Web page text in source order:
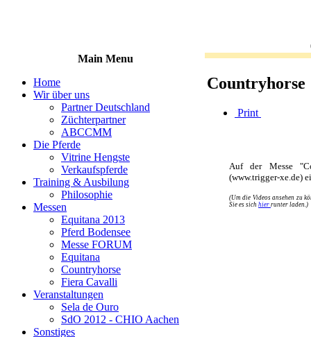
Main Menu
Home
Wir über uns
Partner Deutschland
Züchterpartner
ABCCMM
Die Pferde
Vitrine Hengste
Verkaufspferde
Training & Ausbilung
Philosophie
Messen
Equitana 2013
Pferd Bodensee
Messe FORUM
Equitana
Countryhorse
Fiera Cavalli
Veranstaltungen
Sela de Ouro
SdO 2012 - CHIO Aachen
Sonstiges
Countryhorse
Print
Auf der Messe
(www.trigger-xe.de)
(Um die Videos ansehen zu
Sie es sich hier runter laden.)